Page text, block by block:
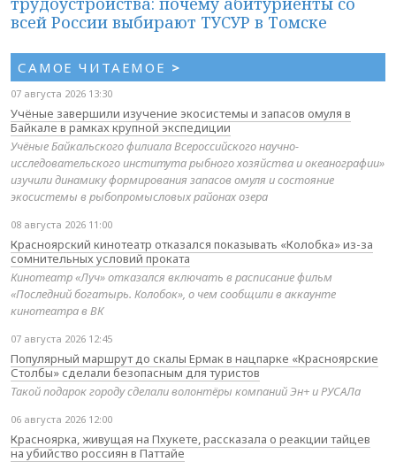
всей России выбирают ТУСУР в Томске
САМОЕ ЧИТАЕМОЕ >
07 августа 2026 13:30
Учёные завершили изучение экосистемы и запасов омуля в
Байкале в рамках крупной экспедиции
Учёные Байкальского филиала Всероссийского научно-
исследовательского института рыбного хозяйства и океанографии»
изучили динамику формирования запасов омуля и состояние
экосистемы в рыбопромысловых районах озера
08 августа 2026 11:00
Красноярский кинотеатр отказался показывать «Колобка» из-за
сомнительных условий проката
Кинотеатр «Луч» отказался включать в расписание фильм
«Последний богатырь. Колобок», о чем сообщили в аккаунте
кинотеатра в ВК
07 августа 2026 12:45
Популярный маршрут до скалы Ермак в нацпарке «Красноярские
Столбы» сделали безопасным для туристов
Такой подарок городу сделали волонтёры компаний Эн+ и РУСАЛа
06 августа 2026 12:00
Красноярка, живущая на Пхукете, рассказала о реакции тайцев
на убийство россиян в Паттайе